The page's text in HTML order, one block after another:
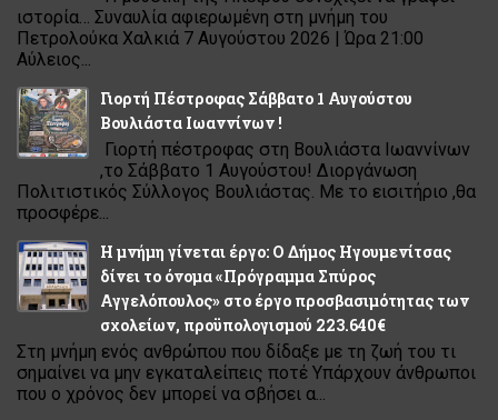
ιστορία… Συναυλία αφιερωμένη στη μνήμη του
Πετρολούκα Χαλκιά 7 Αυγούστου 2026 | Ώρα 21:00
Αύλειος...
Γιορτή Πέστροφας Σάββατο 1 Αυγούστου
Βουλιάστα Ιωαννίνων !
Γιορτή πέστροφας στη Βουλιάστα Ιωαννίνων
,το Σάββατο 1 Αυγούστου! Διοργάνωση
Πολιτιστικός Σύλλογος Βουλιάστας. Με το εισιτήριο ,θα
προσφέρε...
Η μνήμη γίνεται έργο: Ο Δήμος Ηγουμενίτσας
δίνει το όνομα «Πρόγραμμα Σπύρος
Αγγελόπουλος» στο έργο προσβασιμότητας των
σχολείων, προϋπολογισμού 223.640€
Στη μνήμη ενός ανθρώπου που δίδαξε με τη ζωή του τι
σημαίνει να μην εγκαταλείπεις ποτέ Υπάρχουν άνθρωποι
που ο χρόνος δεν μπορεί να σβήσει α...